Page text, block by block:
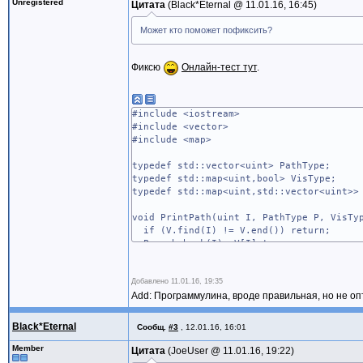
if ( notVisited ) {
printf( " - не посещён!
visitedIndexesPathArr.push_back(
goElement( relationsArr,
} else {
printf( " - посещён\n" );
}
for ( unsigned short i2 = 0; i2 <
printf( "%i, ",
printf( "\n" );
int main() {
std::vector< std::vector< unsigned
{0,2,6},
Цитата Black*Eternal @ 11.01.16, 16:45
Может кто поможет пофиксить?
Фиксю Онлайн-тест тут.
#include <iostream>
#include <vector>
#include <map>
typedef std::vector<uint> PathType;
typedef std::map<uint,bool> VisType;
typedef std::map<uint,std::vector<uint>>
void PrintPath(uint I, PathType P,
if (V.find(I) != V.end()) return;
P.push_back(I); V[I]=true;
}
int main() {
PathType Path;
RelType Rel = {
{0,{1,5,6}},
Добавлено 11.01.16, 19:35
Add: Программулина, вроде правильная, но не
Black*Eternal Сообщ. #3 12.01.16, 16:01
Member
Цитата JoeUser @ 11.01.16, 19:22